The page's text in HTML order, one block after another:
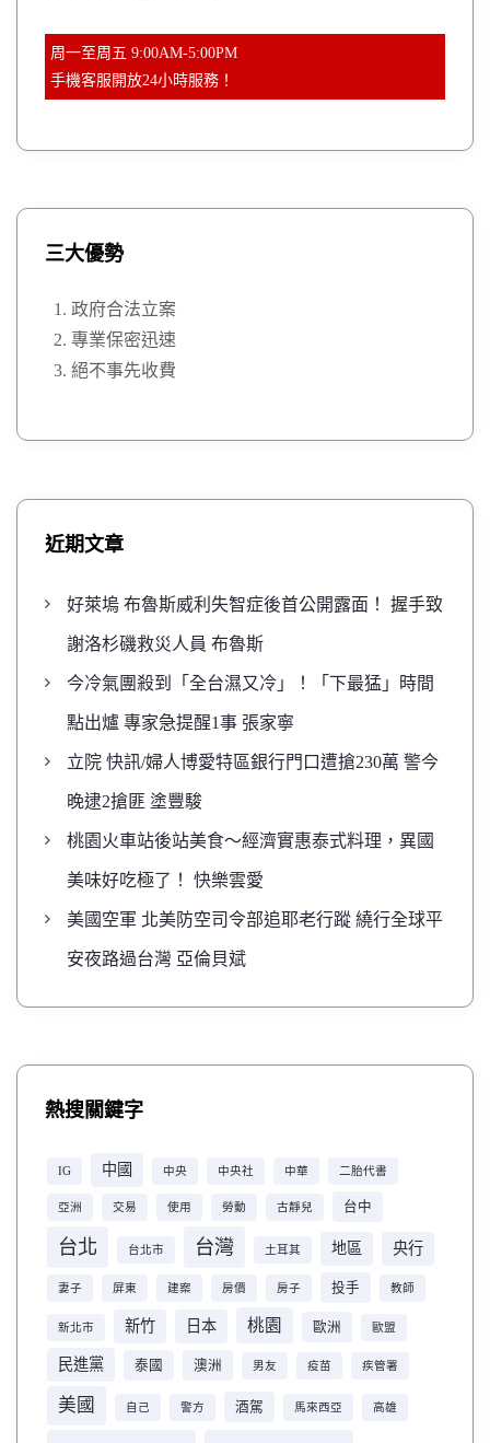
周一至周五 9:00AM-5:00PM
手機客服開放24小時服務！
三大優勢
政府合法立案
專業保密迅速
絕不事先收費
近期文章
好萊塢 布魯斯威利失智症後首公開露面！ 握手致
謝洛杉磯救災人員 布魯斯
今冷氣團殺到「全台濕又冷」！「下最猛」時間
點出爐 專家急提醒1事 張家寧
立院 快訊/婦人博愛特區銀行門口遭搶230萬 警今
晚逮2搶匪 塗豐駿
桃園火車站後站美食～經濟實惠泰式料理，異國
美味好吃極了！ 快樂雲愛
美國空軍 北美防空司令部追耶老行蹤 繞行全球平
安夜路過台灣 亞倫貝斌
熱搜關鍵字
IG 中國 中央 中央社 中華 二胎代書
亞洲 交易 使用 勞動 古靜兒 台中
台北 台北市 台灣 土耳其 地區 央行
妻子 屏東 建案 房價 房子 投手 教師
新北市 新竹 日本 桃園 歐洲 歐盟
民進黨 泰國 澳洲 男友 疫苗 疾管署
美國 自己 警方 酒駕 馬來西亞 高雄